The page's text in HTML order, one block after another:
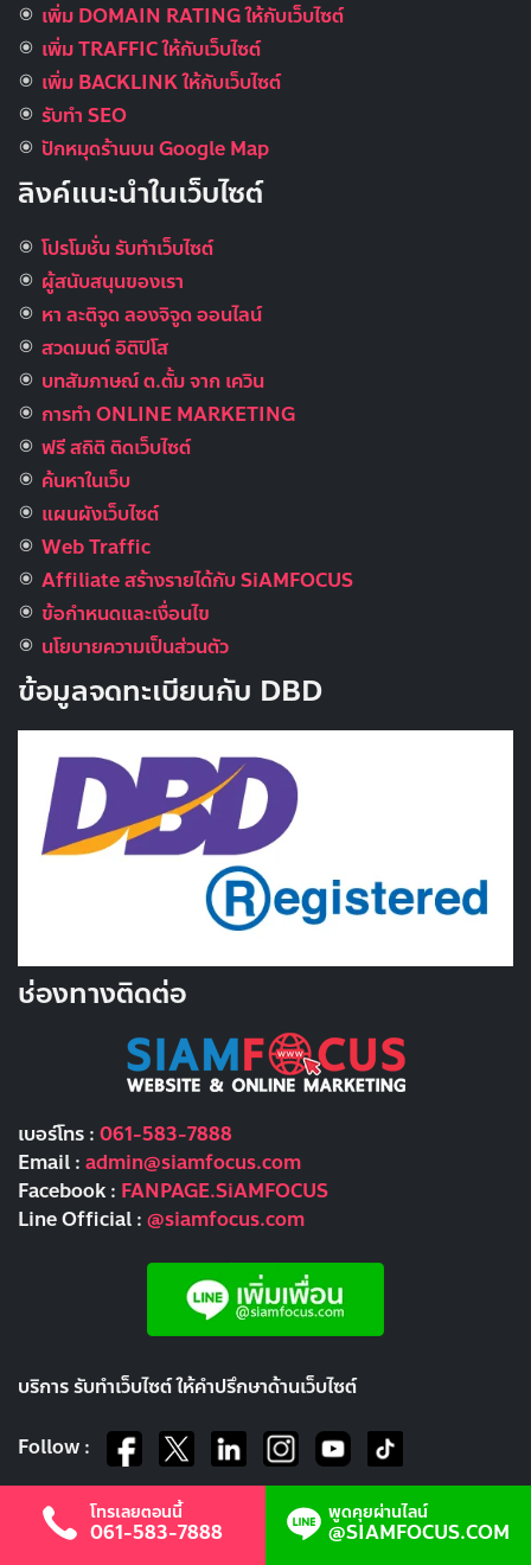
เพิ่ม DOMAIN RATING ให้กับเว็บไซต์
เพิ่ม TRAFFIC ให้กับเว็บไซต์
เพิ่ม BACKLINK ให้กับเว็บไซต์
รับทำ SEO
ปักหมุดร้านบน Google Map
ลิงค์แนะนำในเว็บไซต์
โปรโมชั่น รับทำเว็บไซต์
ผู้สนับสนุนของเรา
หา ละติจูด ลองจิจูด ออนไลน์
สวดมนต์ อิติปิโส
บทสัมภาษณ์ ต.ตั้ม จาก เควิน
การทำ ONLINE MARKETING
ฟรี สถิติ ติดเว็บไซต์
ค้นหาในเว็บ
แผนผังเว็บไซต์
Web Traffic
Affiliate สร้างรายได้กับ SiAMFOCUS
ข้อกำหนดและเงื่อนไข
นโยบายความเป็นส่วนตัว
ข้อมูลจดทะเบียนกับ DBD
ช่องทางติดต่อ
เบอร์โทร : 061-583-7888
Email : admin@siamfocus.com
Facebook : FANPAGE.SiAMFOCUS
Line Official : @siamfocus.com
บริการ รับทำเว็บไซต์ ให้คำปรึกษาด้านเว็บไซต์
Follow :
โทรเลยตอนนี้
061-583-7888
พูดคุยผ่านไลน์
@SIAMFOCUS.COM